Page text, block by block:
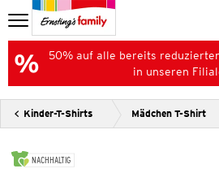
50% auf alle bereits
in unseren
Kinder-T-Shirts Mädchen T-Shirt
NACHHALTIG